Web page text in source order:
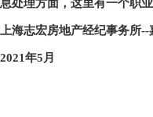
息处理方面，这里有一个职
上海志宏房地产经纪事务所--
2021年5月